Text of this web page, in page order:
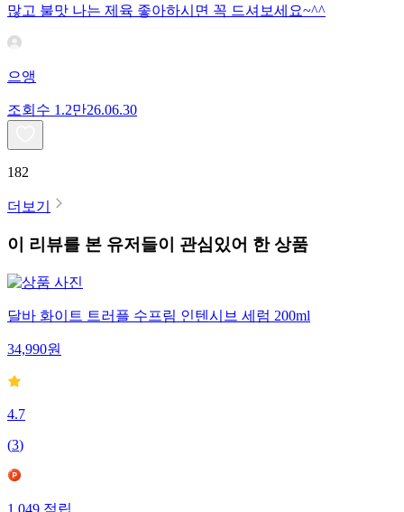
많고 불맛 나는 제육 좋아하시면 꼭 드셔보세요~^^
으앵
조회수 1.2만26.06.30
182
더보기
이 리뷰를 본 유저들이 관심있어 한 상품
달바 화이트 트러플 수프림 인텐시브 세럼 200ml
34,990원
4.7
(3)
1,049 적립